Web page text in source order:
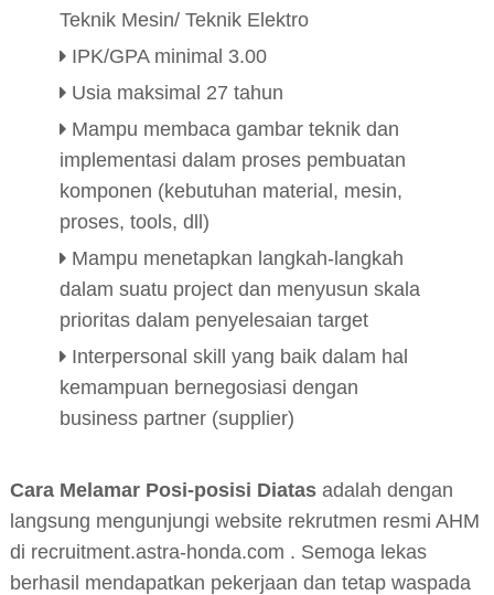
Teknik Mesin/ Teknik Elektro
IPK/GPA minimal 3.00
Usia maksimal 27 tahun
Mampu membaca gambar teknik dan
implementasi dalam proses pembuatan
komponen (kebutuhan material, mesin,
proses, tools, dll)
Mampu menetapkan langkah-langkah
dalam suatu project dan menyusun skala
prioritas dalam penyelesaian target
Interpersonal skill yang baik dalam hal
kemampuan bernegosiasi dengan
business partner (supplier)
Cara Melamar Posi-posisi Diatasadalah dengan
langsung mengunjungi website rekrutmen resmi AHM
di recruitment.astra-honda.com . Semoga lekas
berhasil mendapatkan pekerjaan dan tetap waspada